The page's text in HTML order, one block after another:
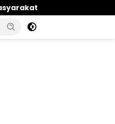
Lele di Genengwaru,